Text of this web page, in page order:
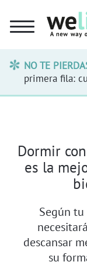
NO TE
primera fila:
Dormir
es la
Según
descansar
su